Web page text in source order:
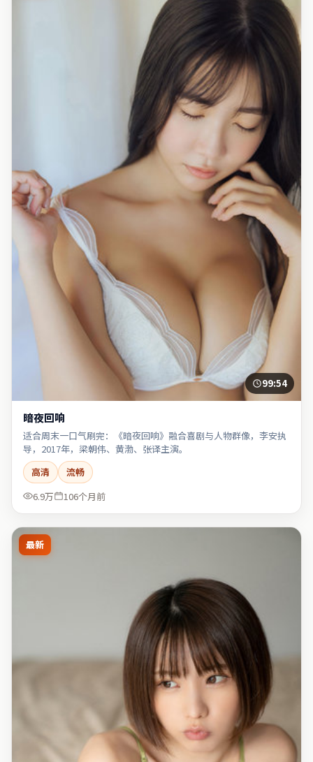
99:54
暗夜回响
适合周末一口气刷完：《暗夜回响》融合喜剧与人物群像，李安执
导，2017年，梁朝伟、黄渤、张译主演。
高清
流畅
6.9万
106个月前
最新